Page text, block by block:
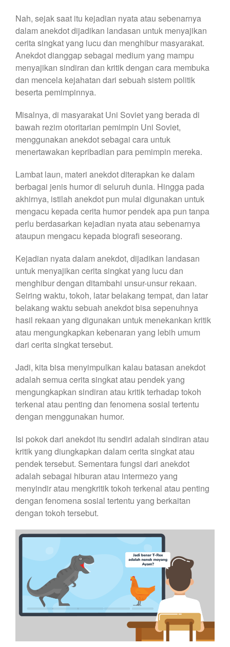
Nah, sejak saat itu kejadian nyata atau sebenarnya
dalam anekdot dijadikan landasan untuk menyajikan
cerita singkat yang lucu dan menghibur masyarakat.
Anekdot dianggap sebagai medium yang mampu
menyajikan sindiran dan kritik dengan cara membuka
dan mencela kejahatan dari sebuah sistem politik
beserta pemimpinnya.
Misalnya, di masyarakat Uni Soviet yang berada di
bawah rezim otoritarian pemimpin Uni Soviet,
menggunakan anekdot sebagai cara untuk
menertawakan kepribadian para pemimpin mereka.
Lambat laun, materi anekdot diterapkan ke dalam
berbagai jenis humor di seluruh dunia. Hingga pada
akhirnya, istilah anekdot pun mulai digunakan untuk
mengacu kepada cerita humor pendek apa pun tanpa
perlu berdasarkan kejadian nyata atau sebenarnya
ataupun mengacu kepada biografi seseorang.
Kejadian nyata dalam anekdot, dijadikan landasan
untuk menyajikan cerita singkat yang lucu dan
menghibur dengan ditambahi unsur-unsur rekaan.
Seiring waktu, tokoh, latar belakang tempat, dan latar
belakang waktu sebuah anekdot bisa sepenuhnya
hasil rekaan yang digunakan untuk menekankan kritik
atau mengungkapkan kebenaran yang lebih umum
dari cerita singkat tersebut.
Jadi, kita bisa menyimpulkan kalau batasan anekdot
adalah semua cerita singkat atau pendek yang
mengungkapkan sindiran atau kritik terhadap tokoh
terkenal atau penting dan fenomena sosial tertentu
dengan menggunakan humor.
Isi pokok dari anekdot itu sendiri adalah sindiran atau
kritik yang diungkapkan dalam cerita singkat atau
pendek tersebut. Sementara fungsi dari anekdot
adalah sebagai hiburan atau intermezo yang
menyindir atau mengkritik tokoh terkenal atau penting
dengan fenomena sosial tertentu yang berkaitan
dengan tokoh tersebut.